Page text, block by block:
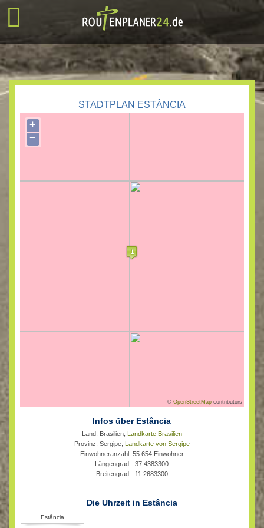
STADTPLAN ESTÂNCIA
+
−
©OpenStreetMap contributors
Infos über Estância
Land: Brasilien, Landkarte Brasilien
Provinz: Sergipe, Landkarte von Sergipe
Einwohneranzahl: 55.654 Einwohner
Längengrad: -37.4383300
Breitengrad: -11.2683300
Die Uhrzeit in Estância
Estância